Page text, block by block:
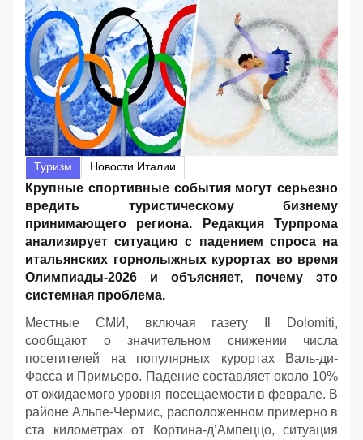
Туризм Новости Италии
Крупные спортивные события могут серьезно
вредить туристическому бизнему
принимающего региона. Редакция Турпрома
анализирует ситуацию с падением спроса на
итальянских горнолыжных курортах во время
Олимпиады-2026 и объясняет, почему это
системная проблема.
Местные СМИ, включая газету Il Dolomiti,
сообщают о значительном снижении числа
посетителей на популярных курортах Валь-ди-
Фасса и Примьеро. Падение составляет около 10%
от ожидаемого уровня посещаемости в феврале. В
районе Альпе-Чермис, расположенном примерно в
ста километрах от Кортина-д’Ампеццо, ситуация